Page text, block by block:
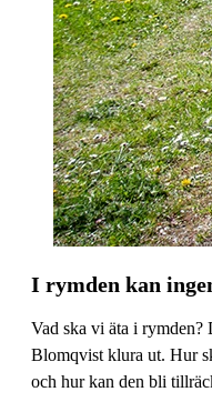
I rymden kan
Vad ska vi äta i
Blomqvist klura ut. Hur
och hur kan den bli